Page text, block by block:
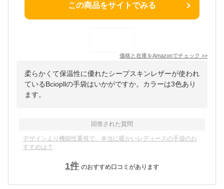
この商品をサイトでみる
価格と在庫をAmazonでチェック >>
柔らかくて保温性に優れたシープスキンレザーが使われ
ているBciopllの手袋はいかがですか。カラーは3色あり
ます。
回答された質問
デザインより機能性重視で、本当に暖かいレディースの手袋のお
すすめは？
1件 のおすすめ口コミがあります